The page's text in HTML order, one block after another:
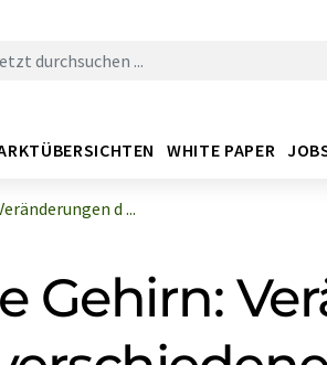
WHITE PAPER
d ...
Gehirn: